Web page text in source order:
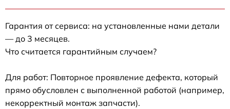
Гарантия от сервиса: на установленные нами детали
— до 3 месяцев.
Что считается гарантийным случаем?
Для работ: Повторное проявление дефекта, который
прямо обусловлен с выполненной работой (например,
некорректный монтаж запчасти).